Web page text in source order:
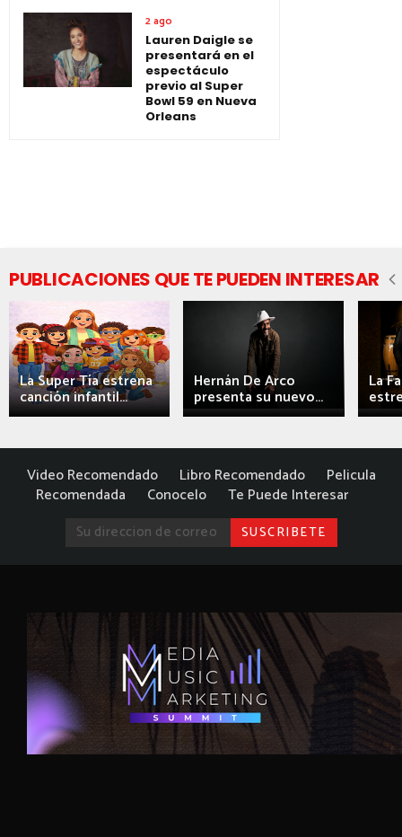
2 ago
Lauren Daigle se
presentará en el
espectáculo
previo al Super
Bowl 59 en Nueva
Orleans
PUBLICACIONES QUE TE PUEDEN INTERESAR
La Super Tía estrena
canción infantil...
Hernán De Arco
presenta su nuevo...
La
Video Recomendado Libro Recomendado
Pelicula
Recomendada
Conocelo Te Puede Interesar